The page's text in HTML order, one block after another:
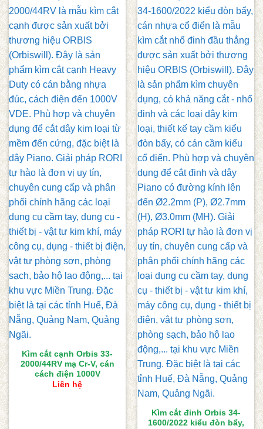
Kìm cắt cạnh Orbis 33-
2000/44RV mạ Cr-V, cán
cách điện 1000V
Liên hệ
Kìm cắt đinh Orbis 34-
1600/2022 kiểu đòn bẩy,